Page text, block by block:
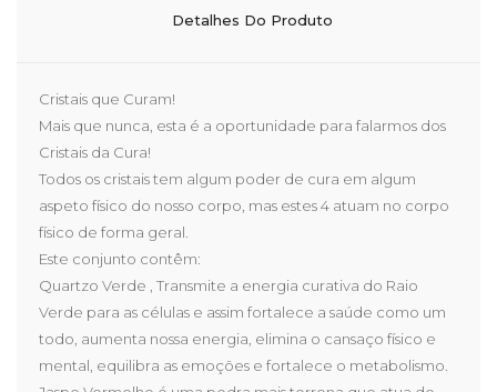
Detalhes Do Produto
Cristais que Curam!
Mais que nunca, esta é a oportunidade para falarmos dos
Cristais da Cura!
Todos os cristais tem algum poder de cura em algum
aspeto físico do nosso corpo, mas estes 4 atuam no corpo
físico de forma geral.
Este conjunto contêm:
Quartzo Verde , Transmite a energia curativa do Raio
Verde para as células e assim fortalece a saúde como um
todo, aumenta nossa energia, elimina o cansaço físico e
mental, equilibra as emoções e fortalece o metabolismo.